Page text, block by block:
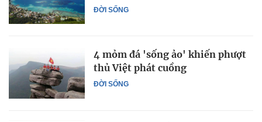
ĐỜI SỐNG
ĐỜI SỐNG
4 mỏm đá 'sống ảo' khiến phượt
thủ Việt phát cuồng